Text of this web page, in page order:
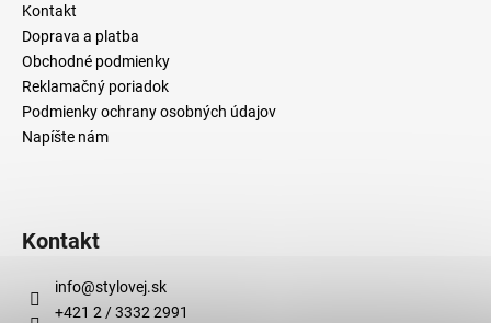
Kontakt
Doprava a platba
Obchodné podmienky
Reklamačný poriadok
Podmienky ochrany osobných údajov
Napíšte nám
Kontakt
info@stylovej.sk
+421 2 / 3332 2991